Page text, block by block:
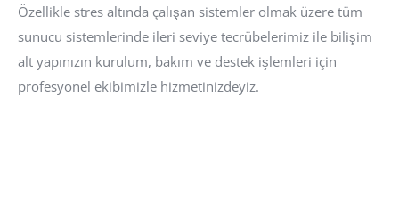
Özellikle stres altında çalışan sistemler olmak üzere tüm
sunucu sistemlerinde ileri seviye tecrübelerimiz ile bilişim
alt yapınızın kurulum, bakım ve destek işlemleri için
profesyonel ekibimizle hizmetinizdeyiz.